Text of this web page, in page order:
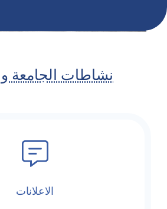
نشاطات الجامعة
الاعلانات